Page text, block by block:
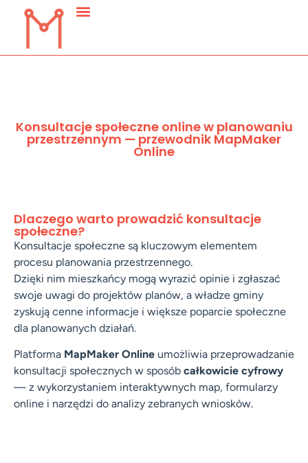
Konsultacje społeczne online w planowaniu
przestrzennym — przewodnik MapMaker
Online
Dlaczego warto prowadzić konsultacje
społeczne?
Konsultacje społeczne są kluczowym elementem
procesu planowania przestrzennego.
Dzięki nim mieszkańcy mogą wyrazić opinie i zgłaszać
swoje uwagi do projektów planów, a władze gminy
zyskują cenne informacje i większe poparcie społeczne
dla planowanych działań.
Platforma MapMaker Online umożliwia przeprowadzanie
konsultacji społecznych w sposób całkowicie cyfrowy
— z wykorzystaniem interaktywnych map, formularzy
online i narzędzi do analizy zebranych wniosków.